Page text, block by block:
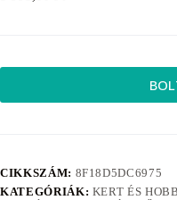
CIKKSZÁM: 8F18D5DC6975
KATEGÓRIÁK: KERT ÉS